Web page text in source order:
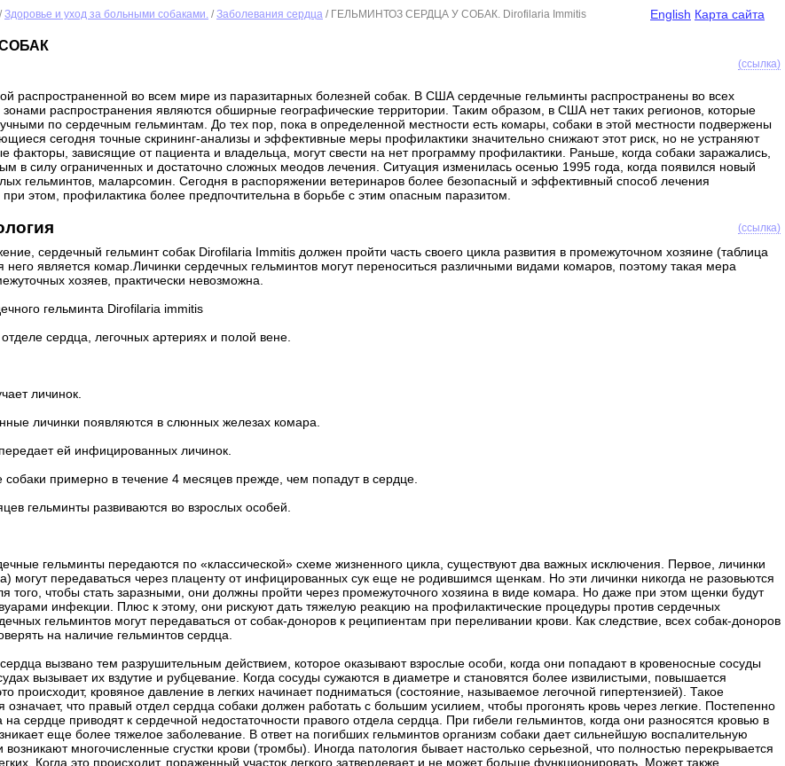
English Карта сайта
/Здоровье и уход за больными собаками. /Заболевания сердца / ГЕЛЬМИНТОЗ СЕРДЦА У СОБАК. Dirofilaria Immitis
(ссылка)
распространенной во всем мире из паразитарных болезней собак. В США сердечные гельминты распространены во всех
распространения являются обширные географические территории. Таким образом, в США нет таких регионов, которые
по сердечным гельминтам. До тех пор, пока в определенной местности есть комары, собаки в этой местности подвержены
сегодня точные скрининг-анализы и эффективные меры профилактики значительно снижают этот риск, но не устраняют
факторы, зависящие от пациента и владельца, могут свести на нет программу профилактики. Раньше, когда собаки заражались,
в силу ограниченных и достаточно сложных меодов лечения. Ситуация изменилась осенью 1995 года, когда появился новый
гельминтов, маларсомин. Сегодня в распоряжении ветеринаров более безопасный и эффективный способ лечения
этом, профилактика более предпочтительна в борьбе с этим опасным паразитом.
(ссылка)
сердечный гельминт собак Dirofilaria Immitis должен пройти часть своего цикла развития в промежуточном хозяине (таблица
является комар.Личинки сердечных гельминтов могут переноситься различными видами комаров, поэтому такая мера
хозяев, практически невозможна.
гельминта Dirofilaria immitis
сердца, легочных артериях и полой вене.
личинок.
личинки появляются в слюнных железах комара.
ей инфицированных личинок.
примерно в течение 4 месяцев прежде, чем попадут в сердце.
гельминты развиваются во взрослых особей.
гельминты передаются по «классической» схеме жизненного цикла, существуют два важных исключения. Первое, личинки
могут передаваться через плаценту от инфицированных сук еще не родившимся щенкам. Но эти личинки никогда не разовьются
того, чтобы стать заразными, они должны пройти через промежуточного хозяина в виде комара. Но даже при этом щенки будут
инфекции. Плюс к этому, они рискуют дать тяжелую реакцию на профилактические процедуры против сердечных
гельминтов могут передаваться от собак-доноров к реципиентам при переливании крови. Как следствие, всех собак-доноров
на наличие гельминтов сердца.
вызвано тем разрушительным действием, которое оказывают взрослые особи, когда они попадают в кровеносные сосуды
вызывает их вздутие и рубцевание. Когда сосуды сужаются в диаметре и становятся более извилистыми, повышается
происходит, кровяное давление в легких начинает подниматься (состояние, называемое легочной гипертензией). Такое
означает, что правый отдел сердца собаки должен работать с большим усилием, чтобы прогонять кровь через легкие. Постепенно
сердце приводят к сердечной недостаточности правого отдела сердца. При гибели гельминтов, когда они разносятся кровью в
еще более тяжелое заболевание. В ответ на погибших гельминтов организм собаки дает сильнейшую воспалительную
возникают многочисленные сгустки крови (тромбы). Иногда патология бывает настолько серьезной, что полностью перекрывается
Когда это происходит, пораженный участок легкого затвердевает и не может больше функционировать. Может также